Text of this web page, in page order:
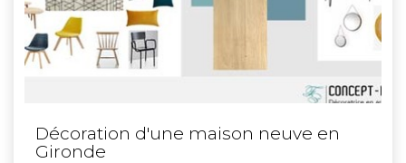
Décoration d'une maison neuve en
Gironde